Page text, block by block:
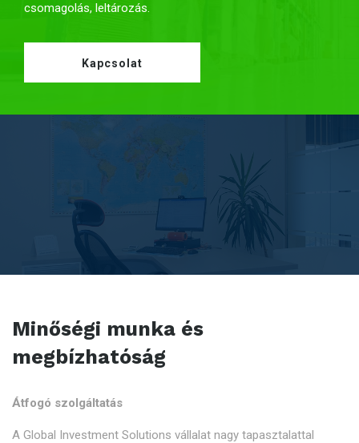
csomagolás, l eltározás.
Kapcsolat
Minőségi munka és
megbízhatóság
Átfogó szolgáltatás
A Global Investment Solutions vállalat nagy tapasztalattal